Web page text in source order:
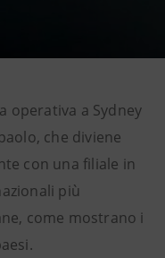
operativa a Sydney
che diviene
con una filiale in
più
come mostrano i